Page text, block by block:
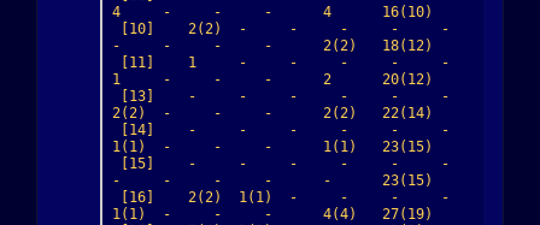
4     -     -     -      4      16(10)
-     -     -     -      2(2)   18(12)
1     -     -     -      2      20(12)
2(2)  -     -     -      2(2)   22(14)
1(1)  -     -     -      1(1)   23(15)
-     -     -     -      -      23(15)
1(1)  -     -     -      4(4)   27(19)